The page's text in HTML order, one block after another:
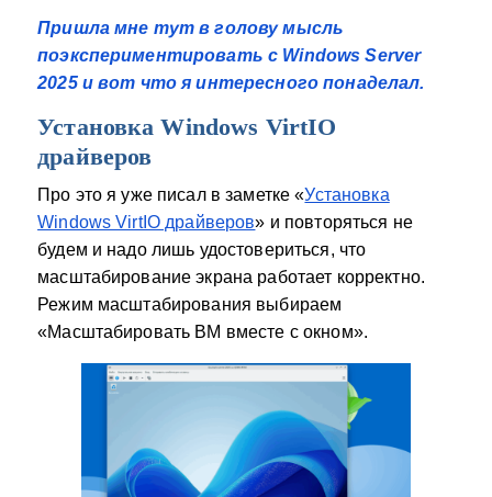
Пришла мне тут в голову мысль
поэкспериментировать с Windows Server
2025 и вот что я интересного понаделал.
Установка Windows VirtIO
драйверов
Про это я уже писал в заметке «Установка
Windows VirtIO драйверов» и повторяться не
будем и надо лишь удостовериться, что
масштабирование экрана работает корректно.
Режим масштабирования выбираем
«Масштабировать ВМ вместе с окном».